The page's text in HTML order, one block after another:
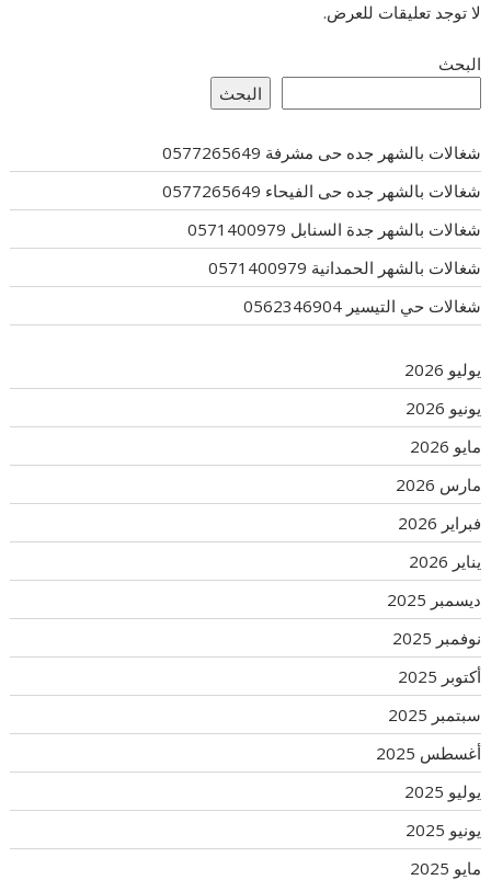
لا توجد تعليقات للعرض.
البحث
البحث
شغالات بالشهر جده حى مشرفة 0577265649
شغالات بالشهر جده حى الفيحاء 0577265649
شغالات بالشهر جدة السنابل 0571400979
شغالات بالشهر الحمدانية 0571400979
شغالات حي التيسير 0562346904
يوليو 2026
يونيو 2026
مايو 2026
مارس 2026
فبراير 2026
يناير 2026
ديسمبر 2025
نوفمبر 2025
أكتوبر 2025
سبتمبر 2025
أغسطس 2025
يوليو 2025
يونيو 2025
مايو 2025